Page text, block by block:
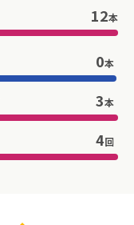
12本
0本
3本
4回